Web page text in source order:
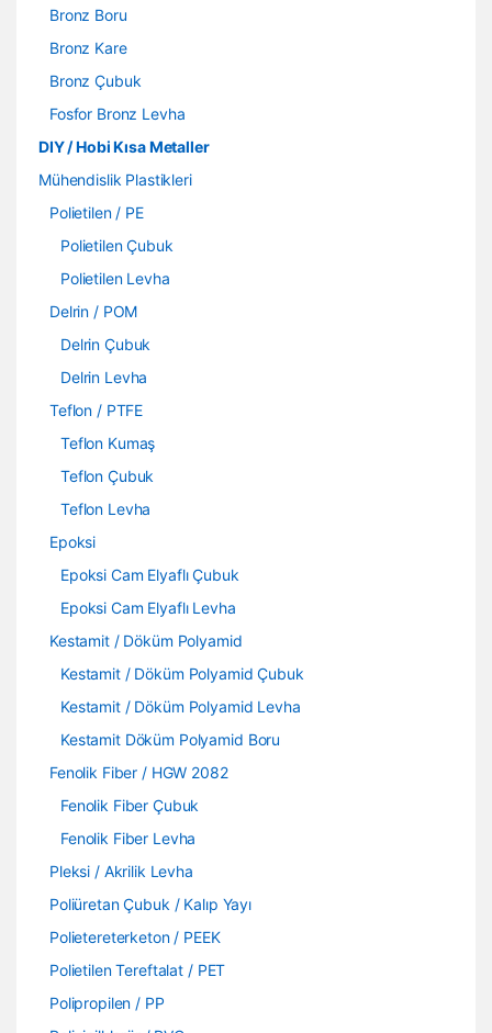
Bronz Boru
Bronz Kare
Bronz Çubuk
Fosfor Bronz Levha
DIY / Hobi Kısa Metaller
Mühendislik Plastikleri
Polietilen / PE
Polietilen Çubuk
Polietilen Levha
Delrin / POM
Delrin Çubuk
Delrin Levha
Teflon / PTFE
Teflon Kumaş
Teflon Çubuk
Teflon Levha
Epoksi
Epoksi Cam Elyaflı Çubuk
Epoksi Cam Elyaflı Levha
Kestamit / Döküm Polyamid
Kestamit / Döküm Polyamid Çubuk
Kestamit / Döküm Polyamid Levha
Kestamit Döküm Polyamid Boru
Fenolik Fiber / HGW 2082
Fenolik Fiber Çubuk
Fenolik Fiber Levha
Pleksi / Akrilik Levha
Poliüretan Çubuk / Kalıp Yayı
Polietereterketon / PEEK
Polietilen Tereftalat / PET
Polipropilen / PP